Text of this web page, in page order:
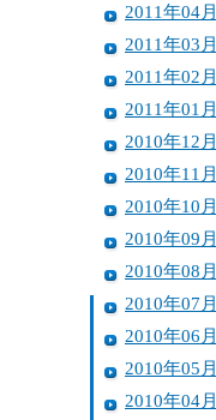
2011年04月
2011年03月
2011年02月
2011年01月
2010年12月
2010年11月
2010年10月
2010年09月
2010年08月
2010年07月
2010年06月
2010年05月
2010年04月